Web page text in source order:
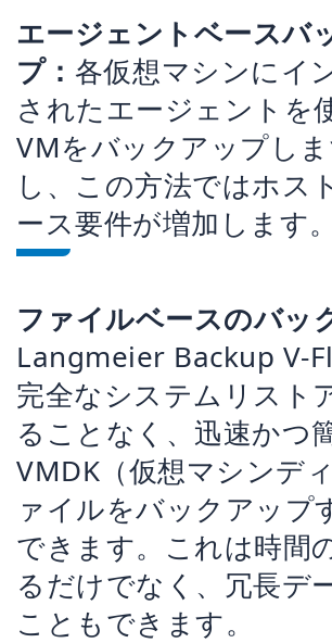
エージェントベースバ
プ： 各仮想マシンにイ
されたエージェントを
VMをバックアップし
し、この方法ではホス
ース要件が増加します。
ファイルベースのバッ
Langmeier Backup V-
完全なシステムリスト
ることなく、迅速かつ
VMDK（仮想マシンデ
ァイルをバックアップ
できます。これは時間
るだけでなく、冗長デ
こともできます。